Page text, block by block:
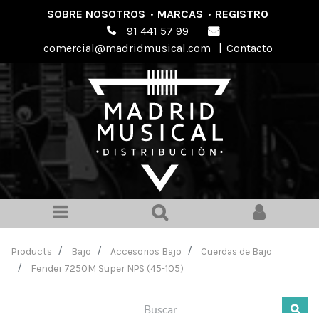
SOBRE NOSOTROS · MARCAS · REGISTRO
91 441 57 99
comercial@madridmusical.com
| Contacto
Products Bajo Accesorios Bajo
Cuerdas de Bajo
Fender 7250M Super NPS (45-105)